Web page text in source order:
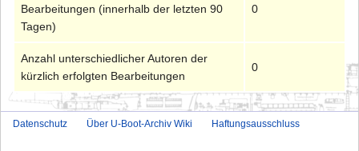
Bearbeitungen (innerhalb der letzten 90
Tagen)
0
Anzahl unterschiedlicher Autoren der
kürzlich erfolgten Bearbeitungen
0
Datenschutz Über U-Boot-Archiv Wiki Haftungsausschluss